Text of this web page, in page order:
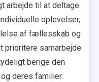
arbejde til at deltage
oplevelser,
af fællesskab og
prioritere samarbejde
berige den
deres familier.